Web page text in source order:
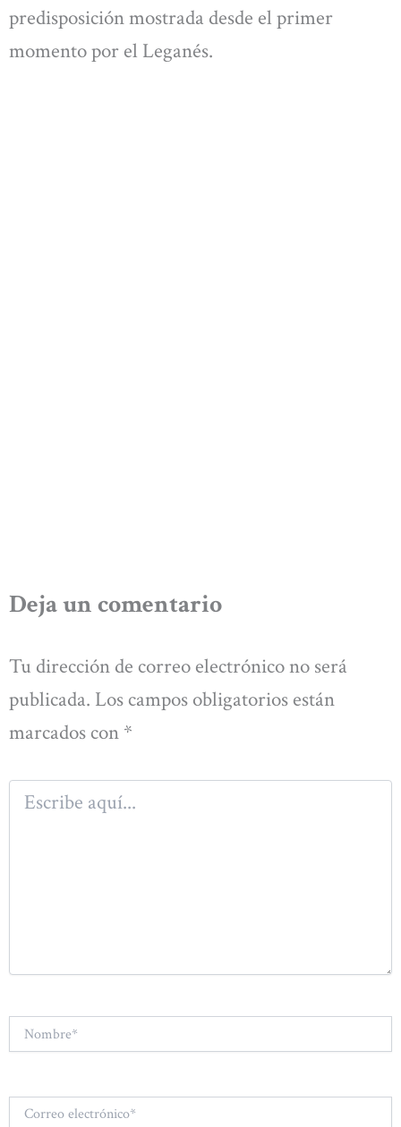
predisposición mostrada desde el primer
momento por el Leganés.
Deja un comentario
Tu dirección de correo electrónico no será
publicada. Los campos obligatorios están
marcados con *
Escribe
aquí...
Correo
electrónico*